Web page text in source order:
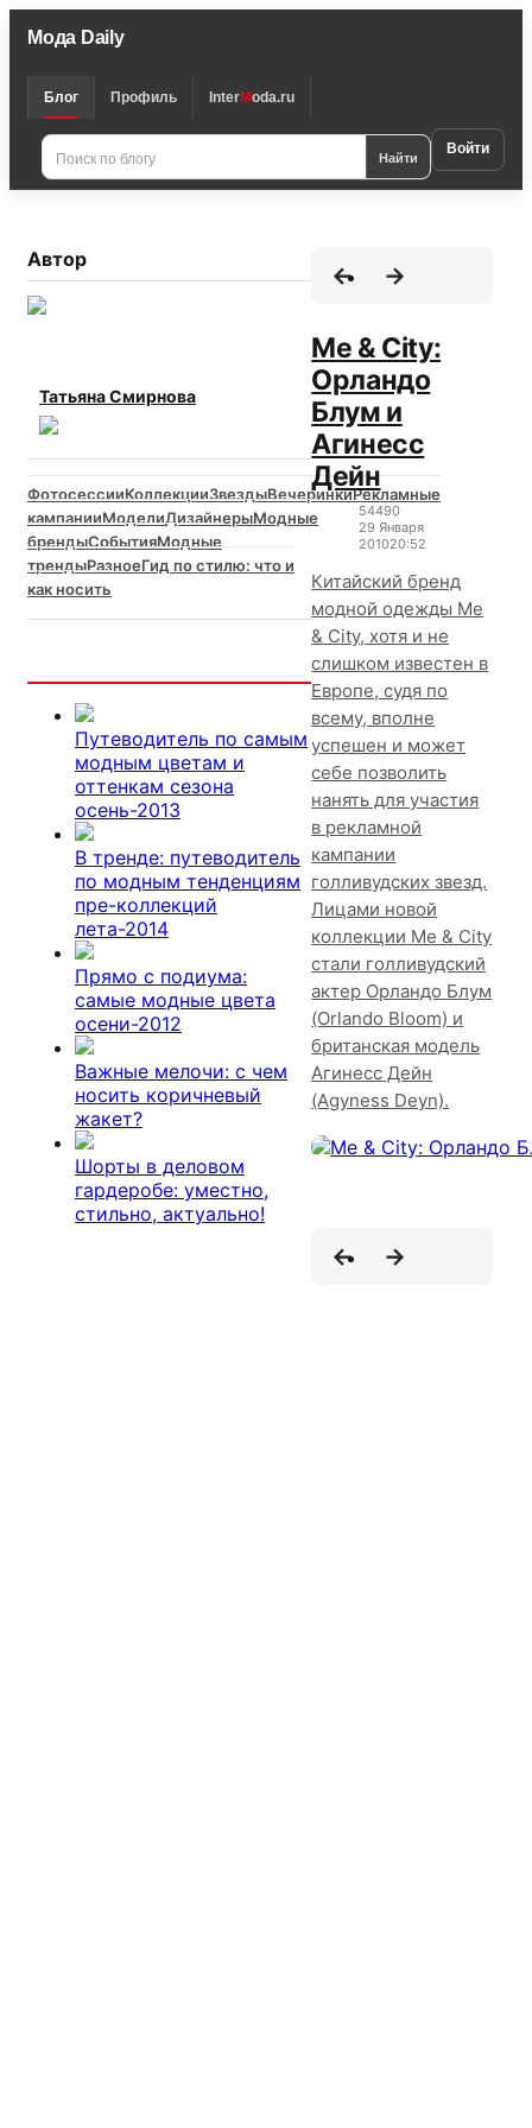
Мода Daily
Блог Профиль InterModa.ru
Найти Войти
Автор
Татьяна Смирнова
ФотосессииКоллекцииЗвездыВечеринкиРекламные
кампанииМоделиДизайнерыМодные
брендыСобытияМодные
трендыРазноеГид по стилю: что и
как носить
Путеводитель по самым
модным цветам и
оттенкам сезона
осень-2013
В тренде: путеводитель
по модным тенденциям
пре-коллекций
лета-2014
Прямо с подиума:
самые модные цвета
осени-2012
Важные мелочи: с чем
носить коричневый
жакет?
Шорты в деловом
гардеробе: уместно,
стильно, актуально!
Me & City:
Орландо
Блум и
Агинесс
Дейн
54490
29 Января
201020:52
Китайский бренд
модной одежды Me
& City, хотя и не
слишком известен в
Европе, судя по
всему, вполне
успешен и может
себе позволить
нанять для участия
в рекламной
кампании
голливудских звезд.
Лицами новой
коллекции Me & City
стали голливудский
актер Орландо Блум
(Orlando Bloom) и
британская модель
Агинесс Дейн
(Agyness Deyn).